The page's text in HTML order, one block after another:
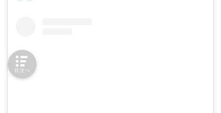
目次へ